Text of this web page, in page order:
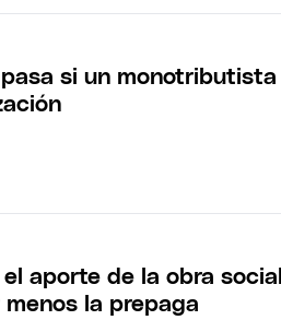
pasa si un
el aporte de la obra
la prepaga